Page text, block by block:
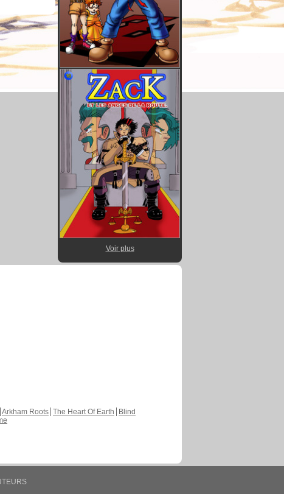
Voir plus
Arkham Roots The Heart Of Earth
Blind